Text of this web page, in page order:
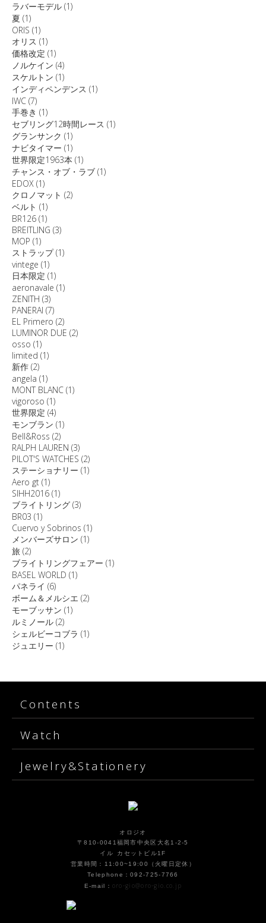
ラバーモデル (1)
夏 (1)
ORIS (1)
オリス (1)
価格改定 (1)
ノルケイン (4)
スケルトン (1)
インディペンデンス (1)
IWC (7)
手巻き (1)
セブリング12時間レース (1)
グランサンク (1)
ナビタイマー (1)
世界限定1963本 (1)
チャンス・オブ・ラブ (1)
EDOX (1)
クロノマット (2)
ベルト (1)
BR126 (1)
BREITLING (3)
MOP (1)
ストラップ(1)
vintege (1)
日本限定 (1)
aeronavale (1)
ZENITH (3)
PANERAI (7)
EL Primero (2)
LUMINOR DUE (2)
osso (1)
limited (1)
新作 (2)
angela (1)
MONT BLANC (1)
vigoroso (1)
世界限定 (4)
モンブラン (1)
Bell&Ross (2)
RALPH LAUREN (3)
PILOT'S WATCHES (2)
ステーショナリー (1)
Aero gt (1)
SIHH2016 (1)
ブライトリング (3)
BR03 (1)
Cuervo y Sobrinos (1)
メンバーズサロン (1)
旅 (2)
ブライトリングフェアー (1)
BASEL WORLD (1)
パネライ (6)
ボーム＆メルシエ (2)
モーブッサン (1)
ルミノール (2)
シェルビーコブラ (1)
ジュエリー (1)
Contents
Watch
Jewelry&Stationery
オロジオ
〒810-0041福岡市中央区大名1-2-5
イル カセットビル1F
営業時間：11:00~19:00（火曜日定休）
Telephone：092-725-7766
E-mail： oro-gio@oro-gio.co.jp